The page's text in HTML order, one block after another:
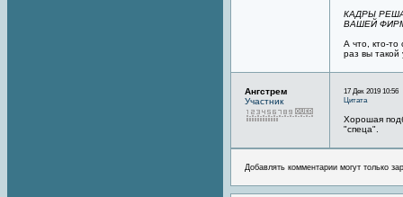
КАДРЫ
ВАШЕЙ
А что, кто-
раз вы такой
Ангстрем
Участник
17 Дек 2019 10:56
Цитата
Хорошая
"спеца".
Добавлять комментарии могут только